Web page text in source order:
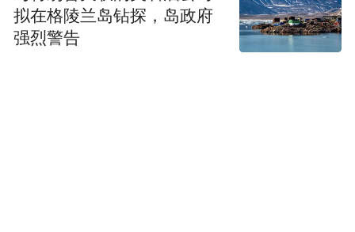
拟在格陵兰岛钻探，岛政府
强烈警告